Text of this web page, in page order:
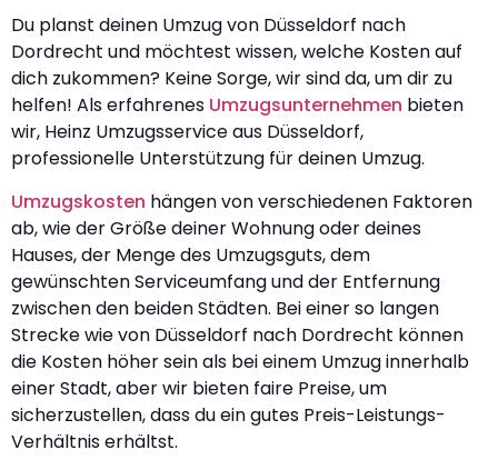
Du planst deinen Umzug von Düsseldorf nach
Dordrecht und möchtest wissen, welche Kosten auf
dich zukommen? Keine Sorge, wir sind da, um dir zu
helfen! Als erfahrenes Umzugsunternehmen bieten
wir, Heinz Umzugsservice aus Düsseldorf,
professionelle Unterstützung für deinen Umzug.
Umzugskosten hängen von verschiedenen Faktoren
ab, wie der Größe deiner Wohnung oder deines
Hauses, der Menge des Umzugsguts, dem
gewünschten Serviceumfang und der Entfernung
zwischen den beiden Städten. Bei einer so langen
Strecke wie von Düsseldorf nach Dordrecht können
die Kosten höher sein als bei einem Umzug innerhalb
einer Stadt, aber wir bieten faire Preise, um
sicherzustellen, dass du ein gutes Preis-Leistungs-
Verhältnis erhältst.